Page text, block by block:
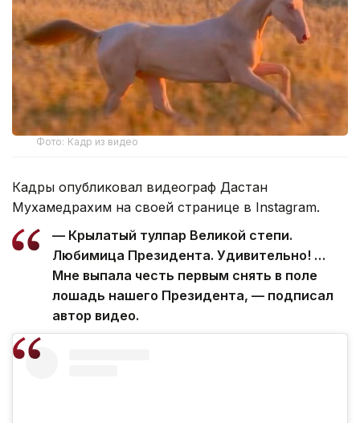
Фото: Кадр из видео
Кадры опубликовал видеограф Дастан
Мухамедрахим на своей странице в Instagram.
— Крылатый тулпар Великой степи.
Любимица Президента. Удивительно! …
Мне выпала честь первым снять в поле
лошадь нашего Президента, — подписал
автор видео.